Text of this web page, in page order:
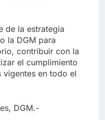
de la estrategia
la DGM para
contribuir con la
el cumplimiento
vigentes en todo el
DGM.-